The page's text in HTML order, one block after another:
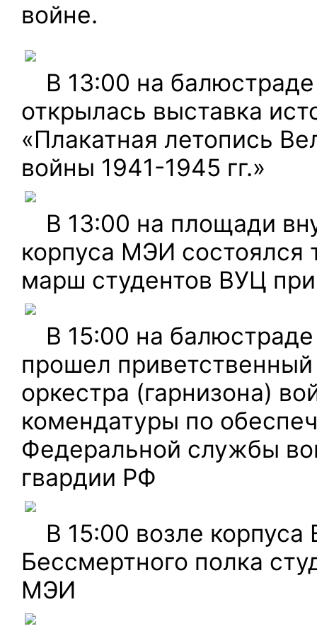
войне.
В 13:00 на
открылась выставка
«Плакатная летопись
войны 1941-1945 гг.»
В 13:00 на площади
корпуса МЭИ состоялся
марш студентов ВУЦ
В 15:00 на
прошел
оркестра (гарнизона)
комендатуры по
Федеральной службы
гвардии РФ
В 15:00 возле
Бессмертного полка
МЭИ